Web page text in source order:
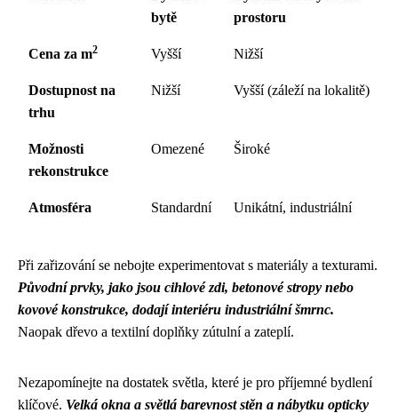
bytě
prostoru
Cena za m2 Vyšší Nižší
Dostupnost na
trhu
Nižší Vyšší (záleží na lokalitě)
Možnosti
rekonstrukce
Omezené Široké
Atmosféra Standardní Unikátní, industriální
Při zařizování se nebojte experimentovat s materiály a texturami.
Původní prvky, jako jsou cihlové zdi, betonové stropy nebo
kovové konstrukce, dodají interiéru industriální šmrnc.
Naopak dřevo a textilní doplňky zútulní a zateplí.
Nezapomínejte na dostatek světla, které je pro příjemné bydlení
klíčové. Velká okna a světlá barevnost stěn a nábytku opticky